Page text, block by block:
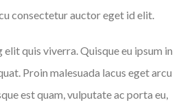
consectetur auctor eget id elit.
quis viverra. Quisque eu ipsum in
Proin malesuada lacus eget arcu
est quam, vulputate ac porta eu,